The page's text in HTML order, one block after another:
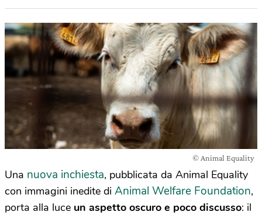
© Animal Equality
Una nuova inchiesta, pubblicata da Animal Equality
con immagini inedite di Animal Welfare Foundation,
porta alla luce un aspetto oscuro e poco discusso: il